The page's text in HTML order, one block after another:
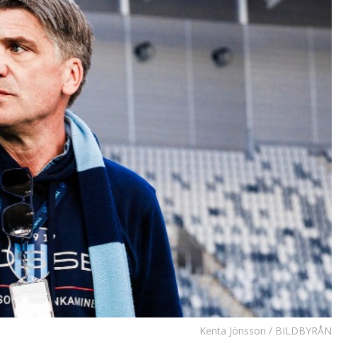
Kenta Jönsson / BILDBYRÅN